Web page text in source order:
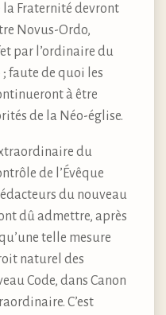
la Fraternité devront
Novus-Ordo,
par l’ordinaire du
faute de quoi les
à être
de la Néo-église.
du
de l’Évêque
du nouveau
dû admettre, après
telle mesure
naturel des
Code, dans Canon
C’est